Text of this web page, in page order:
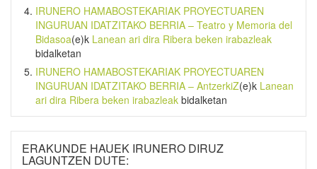
IRUNERO HAMABOSTEKARIAK PROYECTUAREN
INGURUAN IDATZITAKO BERRIA – Teatro y Memoria del
Bidasoa(e)k Lanean ari dira Ribera beken irabazleak
bidalketan
IRUNERO HAMABOSTEKARIAK PROYECTUAREN
INGURUAN IDATZITAKO BERRIA – AntzerkiZ(e)k Lanean
ari dira Ribera beken irabazleak bidalketan
ERAKUNDE HAUEK IRUNERO DIRUZ
LAGUNTZEN DUTE: